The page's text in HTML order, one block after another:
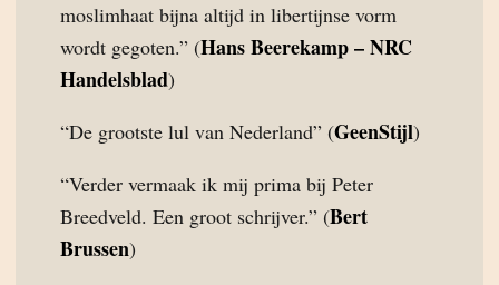
moslimhaat bijna altijd in libertijnse vorm
wordt gegoten.” (Hans Beerekamp – NRC
Handelsblad)
“De grootste lul van Nederland” (GeenStijl)
“Verder vermaak ik mij prima bij Peter
Breedveld. Een groot schrijver.” (Bert
Brussen)